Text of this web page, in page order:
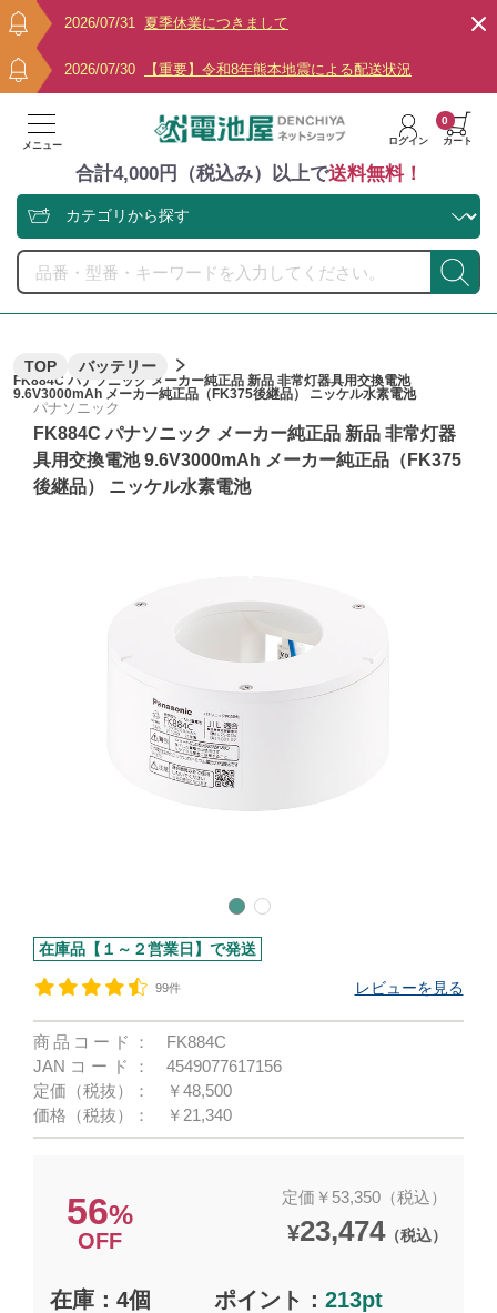
2026/07/31 夏季休業につきまして
2026/07/30 【重要】令和8年熊本地震による配送状況
メニュー ログイン カート
0
合計4,000円（税込み）以上で送料無料！
TOP バッテリー
FK884C パナソニック メーカー純正品 新品 非常灯器具用交換電池
9.6V3000mAh メーカー純正品（FK375後継品） ニッケル水素電池
パナソニック
FK884C パナソニック メーカー純正品 新品 非常灯器
具用交換電池 9.6V3000mAh メーカー純正品（FK375
後継品） ニッケル水素電池
在庫品【１～２営業日】で発送
99件 レビューを見る
商品コード：
FK884C
JANコード：
4549077617156
定価（税抜）：
￥48,500
価格（税抜）：
￥21,340
56%
OFF
定価￥53,350（税込）
¥23,474（税込）
在庫：4個 ポイント：213pt